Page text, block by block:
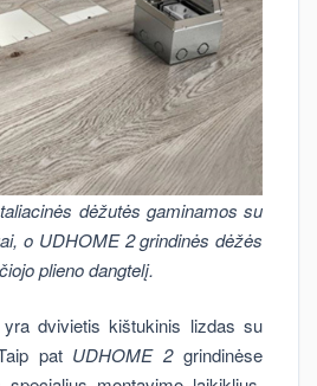
dėžutės gaminamos su
o UDHOME 2 grindinės dėžės
plieno dangtelį.
dvivietis kištukinis lizdas su
pat UDHOME 2grindinėse